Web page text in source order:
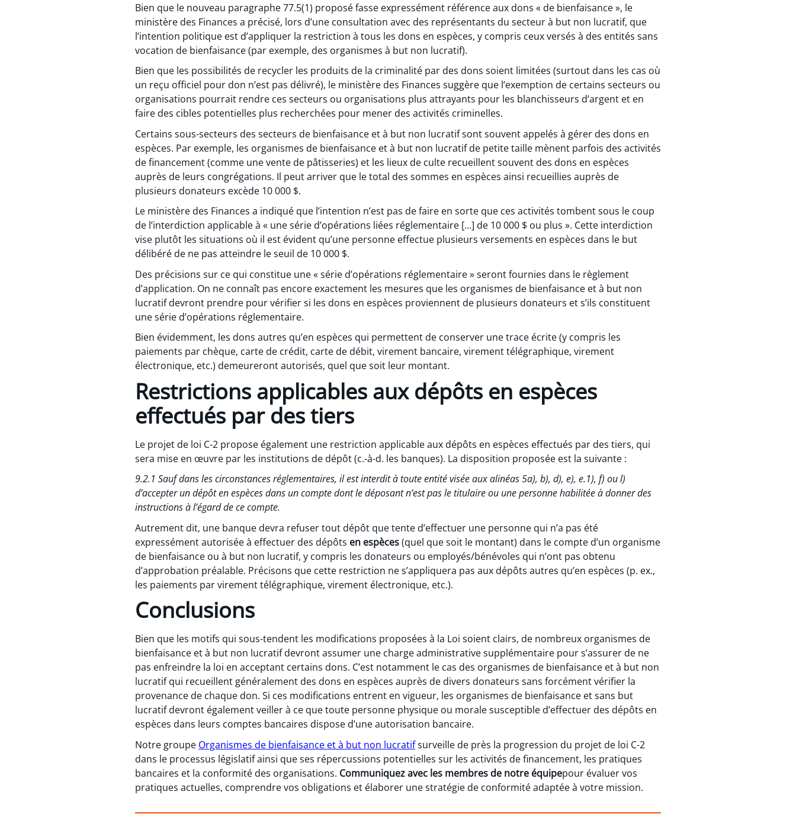
Bien que le nouveau paragraphe 77.5(1) proposé fasse expressément référence aux dons « de bienfaisance », le
ministère des Finances a précisé, lors d’une consultation avec des représentants du secteur à but non lucratif, que
l’intention politique est d’appliquer la restriction à tous les dons en espèces, y compris ceux versés à des entités sans
vocation de bienfaisance (par exemple, des organismes à but non lucratif).
Bien que les possibilités de recycler les produits de la criminalité par des dons soient limitées (surtout dans les cas où
un reçu officiel pour don n’est pas délivré), le ministère des Finances suggère que l’exemption de certains secteurs ou
organisations pourrait rendre ces secteurs ou organisations plus attrayants pour les blanchisseurs d’argent et en
faire des cibles potentielles plus recherchées pour mener des activités criminelles.
Certains sous-secteurs des secteurs de bienfaisance et à but non lucratif sont souvent appelés à gérer des dons en
espèces. Par exemple, les organismes de bienfaisance et à but non lucratif de petite taille mènent parfois des activités
de financement (comme une vente de pâtisseries) et les lieux de culte recueillent souvent des dons en espèces
auprès de leurs congrégations. Il peut arriver que le total des sommes en espèces ainsi recueillies auprès de
plusieurs donateurs excède 10 000 $.
Le ministère des Finances a indiqué que l’intention n’est pas de faire en sorte que ces activités tombent sous le coup
de l’interdiction applicable à « une série d’opérations liées réglementaire […] de 10 000 $ ou plus ». Cette interdiction
vise plutôt les situations où il est évident qu’une personne effectue plusieurs versements en espèces dans le but
délibéré de ne pas atteindre le seuil de 10 000 $.
Des précisions sur ce qui constitue une « série d’opérations réglementaire » seront fournies dans le règlement
d’application. On ne connaît pas encore exactement les mesures que les organismes de bienfaisance et à but non
lucratif devront prendre pour vérifier si les dons en espèces proviennent de plusieurs donateurs et s’ils constituent
une série d’opérations réglementaire.
Bien évidemment, les dons autres qu’en espèces qui permettent de conserver une trace écrite (y compris les
paiements par chèque, carte de crédit, carte de débit, virement bancaire, virement télégraphique, virement
électronique, etc.) demeureront autorisés, quel que soit leur montant.
Restrictions applicables aux dépôts en espèces
effectués par des tiers
Le projet de loi C-2 propose également une restriction applicable aux dépôts en espèces effectués par des tiers, qui
sera mise en œuvre par les institutions de dépôt (c.-à-d. les banques). La disposition proposée est la suivante :
9.2.1 Sauf dans les circonstances réglementaires, il est interdit à toute entité visée aux alinéas 5a), b), d), e), e.‍1), f) ou l)
d’accepter un dépôt en espèces dans un compte dont le déposant n’est pas le titulaire ou une personne habilitée à donner des
instructions à l’égard de ce compte.
Autrement dit, une banque devra refuser tout dépôt que tente d’effectuer une personne qui n’a pas été
expressément autorisée à effectuer des dépôts en espèces(quel que soit le montant) dans le compte d’un organisme
de bienfaisance ou à but non lucratif, y compris les donateurs ou employés/bénévoles qui n’ont pas obtenu
d’approbation préalable. Précisons que cette restriction ne s’appliquera pas aux dépôts autres qu’en espèces (p. ex.,
les paiements par virement télégraphique, virement électronique, etc.).
Conclusions
Bien que les motifs qui sous-tendent les modifications proposées à la Loi soient clairs, de nombreux organismes de
bienfaisance et à but non lucratif devront assumer une charge administrative supplémentaire pour s’assurer de ne
pas enfreindre la loi en acceptant certains dons. C’est notamment le cas des organismes de bienfaisance et à but non
lucratif qui recueillent généralement des dons en espèces auprès de divers donateurs sans forcément vérifier la
provenance de chaque don. Si ces modifications entrent en vigueur, les organismes de bienfaisance et sans but
lucratif devront également veiller à ce que toute personne physique ou morale susceptible d’effectuer des dépôts en
espèces dans leurs comptes bancaires dispose d’une autorisation bancaire.
Notre groupe Organismes de bienfaisance et à but non lucratifsurveille de près la progression du projet de loi C-2
dans le processus législatif ainsi que ses répercussions potentielles sur les activités de financement, les pratiques
bancaires et la conformité des organisations. Communiquez avec les membres de notre équipepour évaluer vos
pratiques actuelles, comprendre vos obligations et élaborer une stratégie de conformité adaptée à votre mission.